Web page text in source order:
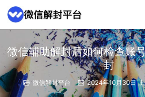
微信辅助解封后如何检查账
封
微信解封平台 2024年10月30日